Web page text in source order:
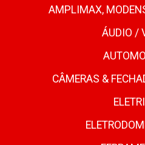
AMPLIMAX,
ÁUDIO /
CÂMERAS &